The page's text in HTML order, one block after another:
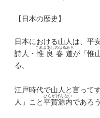
【日本の歴史】
日本における山人は、平
詩人・ 惟良春道
これよあしのはるみち
が「惟
る。
江戸時代で山人と言って
人」こと平賀源内
ひらがげんない
であろう